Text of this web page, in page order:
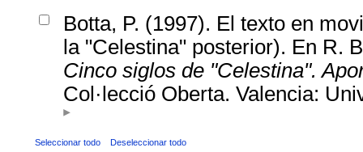
Botta, P. (1997). El texto en
la "Celestina" posterior). En R.
Cinco siglos de "Celestina".
Col·lecció Oberta. Valencia:
Seleccionar todo Deseleccionar todo